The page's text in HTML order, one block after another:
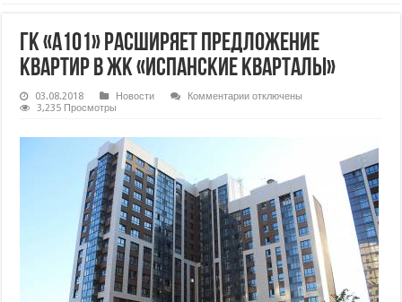
ГК «А101» расширяет предложение
квартир в ЖК «Испанские кварталы»
03.08.2018 Новости Комментариик
ЖК
«Испанские
кварталы»
отключены
3,235 Просмотры